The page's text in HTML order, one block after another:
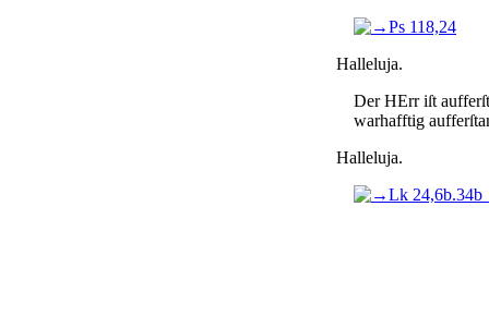
Ps 118,24
Halleluja.
Der HErr iſt
warhafftig
Halleluja.
Lk